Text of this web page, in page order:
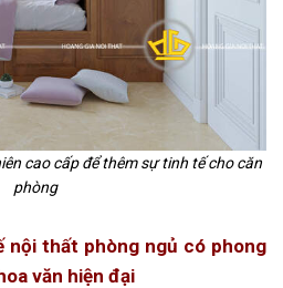
cao cấp để thêm sự tinh tế cho căn
phòng
nội thất phòng ngủ có phong
văn hiện đại